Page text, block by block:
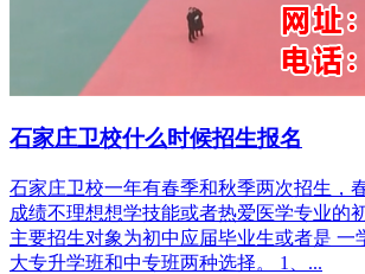
石家庄卫校什么时候招生报名
石家庄卫校一年有春季和秋季两次招生，
成绩不理想想学技能或者热爱医学专业的
主要招生对象为初中应届毕业生或者是 一
大专升学班和中专班两种选择。 1、...